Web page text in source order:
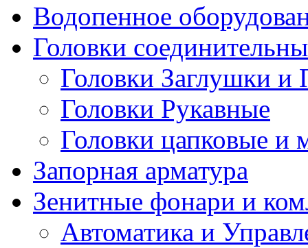
Водопенное
Головки
Головки Заглушки и
Головки Рукавные
Головки цапковые и
Запорная арматура
Зенитные фонари и
Автоматика и